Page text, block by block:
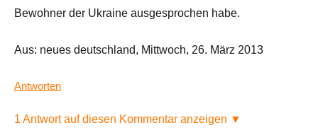
Bewohner der Ukraine ausgesprochen habe.
Aus: neues deutschland, Mittwoch, 26. März 2013
Antworten
1 Antwort auf diesen Kommentar anzeigen ▼